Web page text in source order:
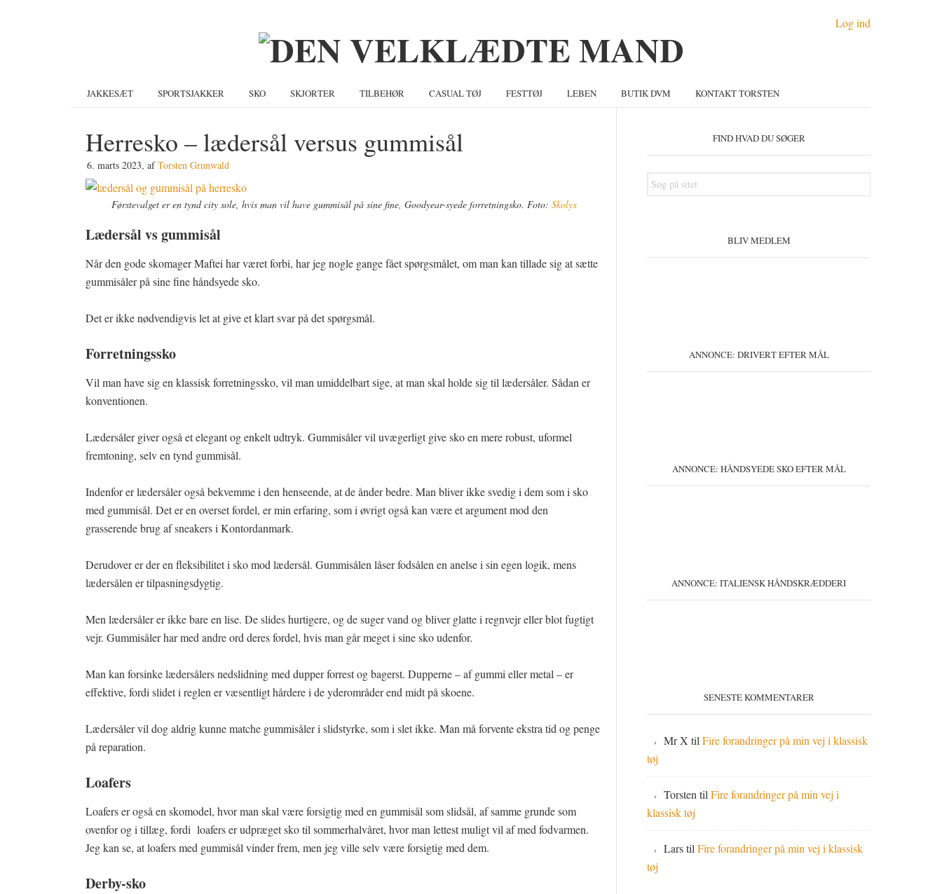
Log ind
JAKKESÆT SPORTSJAKKER SKO SKJORTER TILBEHØR CASUAL TØJ FESTTØJ LEBEN BUTIK DVM KONTAKT TORSTEN
Herresko – lædersål versus gummisål
6. marts 2023, afTorsten Grunwald
Førstevalget er en tynd city sole, hvis man vil have gummisål på sine fine, Goodyear-syede forretningsko. Foto: Skolyx
Lædersål vs gummisål
Når den gode skomager Maftei har været forbi, har jeg nogle gange fået spørgsmålet, om man kan tillade sig at sætte
gummisåler på sine fine håndsyede sko.
Det er ikke nødvendigvis let at give et klart svar på det spørgsmål.
Forretningssko
Vil man have sig en klassisk forretningssko, vil man umiddelbart sige, at man skal holde sig til lædersåler. Sådan er
konventionen.
Lædersåler giver også et elegant og enkelt udtryk. Gummisåler vil uvægerligt give sko en mere robust, uformel
fremtoning, selv en tynd gummisål.
Indenfor er lædersåler også bekvemme i den henseende, at de ånder bedre. Man bliver ikke svedig i dem som i sko
med gummisål. Det er en overset fordel, er min erfaring, som i øvrigt også kan være et argument mod den
grasserende brug af sneakers i Kontordanmark.
Derudover er der en fleksibilitet i sko mod lædersål. Gummisålen låser fodsålen en anelse i sin egen logik, mens
lædersålen er tilpasningsdygtig.
Men lædersåler er ikke bare en lise. De slides hurtigere, og de suger vand og bliver glatte i regnvejr eller blot fugtigt
vejr. Gummisåler har med andre ord deres fordel, hvis man går meget i sine sko udenfor.
Man kan forsinke lædersålers nedslidning med dupper forrest og bagerst. Dupperne – af gummi eller metal – er
effektive, fordi slidet i reglen er væsentligt hårdere i de yderområder end midt på skoene.
Lædersåler vil dog aldrig kunne matche gummisåler i slidstyrke, som i slet ikke. Man må forvente ekstra tid og penge
på reparation.
Loafers
Loafers er også en skomodel, hvor man skal være forsigtig med en gummisål som slidsål, af samme grunde som
ovenfor og i tillæg, fordi loafers er udpræget sko til sommerhalvåret, hvor man lettest muligt vil af med fodvarmen.
Jeg kan se, at loafers med gummisål vinder frem, men jeg ville selv være forsigtig med dem.
Derby-sko
FIND HVAD DU SØGER
Søg
på
BLIV MEDLEM
ANNONCE: DRIVERT EFTER MÅL
ANNONCE: HÅNDSYEDE SKO EFTER MÅL
ANNONCE: ITALIENSK HÅNDSKRÆDDERI
SENESTE KOMMENTARER
Mr X til Fire forandringer på min vej i klassisk
tøj
Torsten til Fire forandringer på min vej i
klassisk tøj
Larstil Fire forandringer på min vej i klassisk
tøj